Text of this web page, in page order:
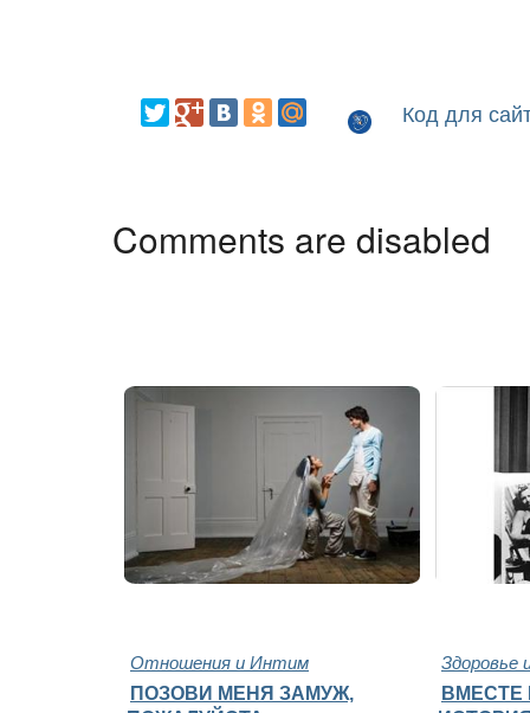
Код для
Comments are disabled
Отношения и Интим Здоровье
ПОЗОВИ МЕНЯ ЗАМУЖ,
ВМЕСТЕ